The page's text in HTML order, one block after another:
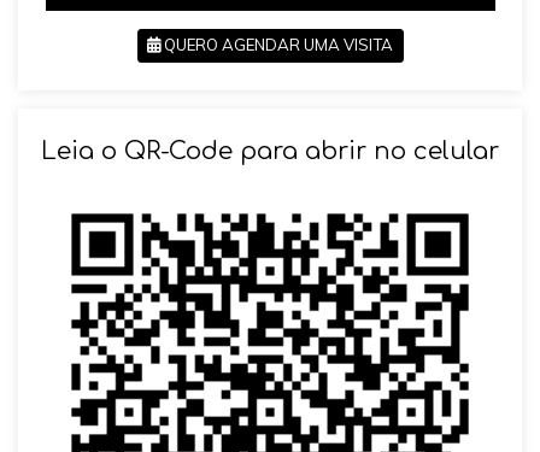
QUERO AGENDAR UMA VISITA
Leia o QR-Code para abrir no celular